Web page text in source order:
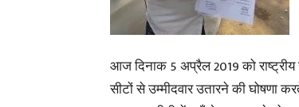
आज दिनाक 5 अप्रैल 2019 को राष्ट्रीय
सीटों से उम्मीदवार उतारने की घोषणा